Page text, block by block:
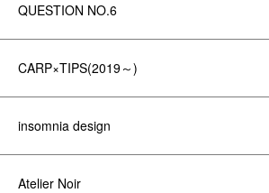
QUESTION NO.6
CARP×TIPS(2019～)
insomnia design
Atelier Noir